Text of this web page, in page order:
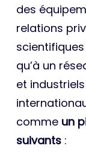
des
relations
qu’à un
et
comme un
suivants :